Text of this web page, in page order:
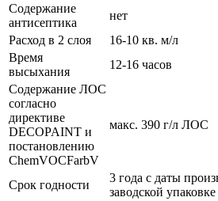
Содержание
антисептика
нет
Расход в 2 слоя
16-10 кв. м/л
Время
высыхания
12-16 часов
Содержание ЛОС
согласно
директиве
DECOPAINT и
постановлению
ChemVOCFarbV
макс. 390 г/л ЛОС
Срок годности
3 года с даты
заводской упаковке